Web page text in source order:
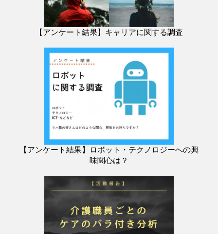
【アンケート結果】キャリアに関する調査
【アンケート結果】ロボット・テクノロジーへの興
味関心は？